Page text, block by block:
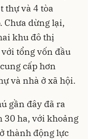
thự và 4 tòa
Chưa dừng lại,
khu đô thị
tổng vốn đầu
cấp hơn
và nhà ở xã hội.
gần đây đã ra
30 ha, với khoảng
thành động lực